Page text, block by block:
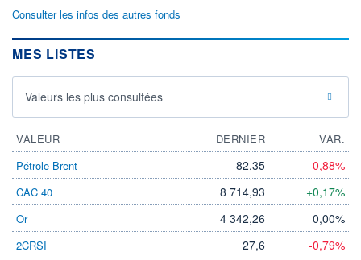
Consulter les infos des autres fonds
MES LISTES
Valeurs les plus consultées
VALEUR DERNIER
VAR.
Pétrole Brent
82,35 -0,88%
CAC 40 8 714,93 +0,17%
Or 4 342,26 0,00%
2CRSI 27,6 -0,79%